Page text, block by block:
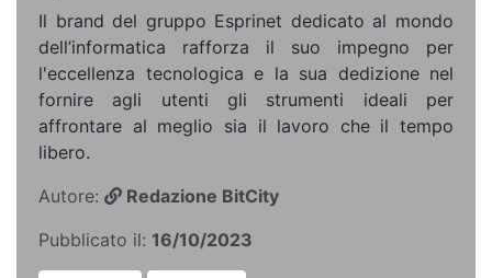
Il brand del gruppo Esprinet dedicato al mondo
dell’informatica rafforza il suo impegno per
l'eccellenza tecnologica e la sua dedizione nel
fornire agli utenti gli strumenti ideali per
affrontare al meglio sia il lavoro che il tempo
libero.
Autore:
Redazione BitCity
Pubblicato il: 16/10/2023